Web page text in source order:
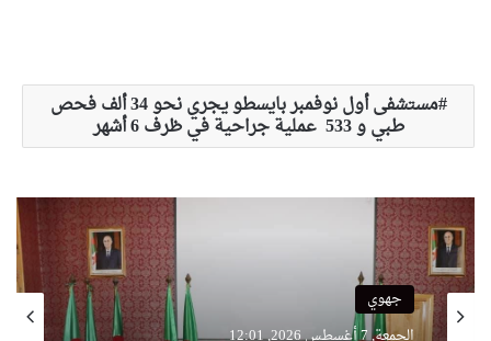
مستشفى أول نوفمبر بايسطو يجري نحو 34 ألف فحص
طبي و 533 عملية جراحية في ظرف 6 أشهر
جهوي